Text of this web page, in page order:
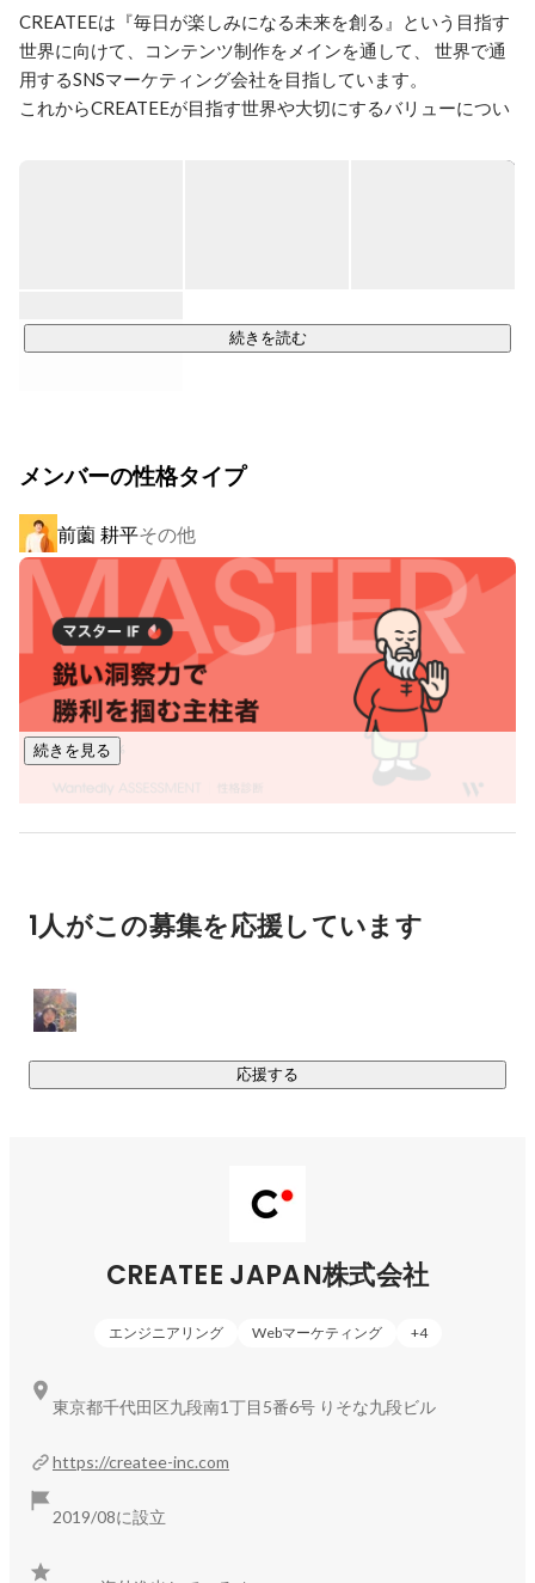
CREATEEは『毎日が楽しみになる未来を創る』という目指す
世界に向けて、コンテンツ制作をメインを通して、 世界で通
用するSNSマーケティング会社を目指しています。
これからCREATEEが目指す世界や大切にするバリューについ
SNSの運用戦略立案、クリエイティブ制作、広告運用、効果
す。
多種多様なナショナルクライアントや大手企業にコンテンツ
制作を提供しています。
【③インフルエンサーキャスティング】
縦型ショート動画を軸に企画・キャスティング・ディレクシ
ョン•投稿管理までワンストップで実施。映像表現を得意とす
る幅広いパートナークリエイターと共にお客様の課題解決に
取り組んでいます。
【④ASEAN進出マーケティング】
シンガポール本社と連携しASEAN進出に向けてローカライズ
https://www.instagram.com/p/CppIsUxjXga/
https://www.instagram.com/p/ChJvnUODoPW/
続きを読む
メンバーの性格タイプ
前薗 耕平その他
続きを見る
1人がこの募集を応援しています
応援する
CREATEE JAPAN株式会社
エンジニアリング Webマーケティング +4
https://createe-inc.com
2019/08に設立
東京都千代田区九段南1丁目5番6号 りそな九段ビル